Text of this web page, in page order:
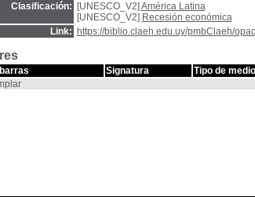
Clasificación:
[UNESCO_V2] América Latina
[UNESCO_V2] Recesión económica
Link:
https://biblio.claeh.edu.uy/pmbClaeh/
Signatura Tipo de medio